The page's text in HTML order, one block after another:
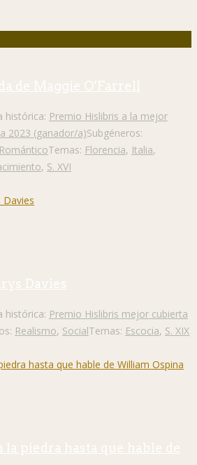
de Maggie O’Farrell
histórica: Premio Hislibris a la mejor
2023 (ganador/a)Subgéneros:
RománticoTemas: Florencia, Italia,
, S. XVI
Davies
histórica: Premio Hislibris mejor cubierta
Realismo, SocialTemas: Escocia, S. XIX
la piedra hasta que hable de